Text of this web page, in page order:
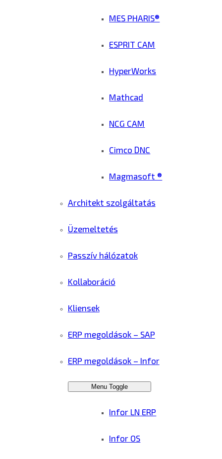
MES PHARIS®
ESPRIT CAM
HyperWorks
Mathcad
NCG CAM
Cimco DNC
Magmasoft ®
Architekt szolgáltatás
Üzemeltetés
Passzív hálózatok
Kollaboráció
Kliensek
ERP megoldások – SAP
ERP megoldások – Infor
Menu Toggle
Infor LN ERP
Infor OS